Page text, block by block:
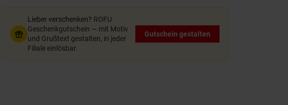
Lieber verschenken? ROFU
Geschenkgutschein — mit Motiv
und Grußtext gestalten, in jeder
Filiale einlösbar.
Gutschein gestalten